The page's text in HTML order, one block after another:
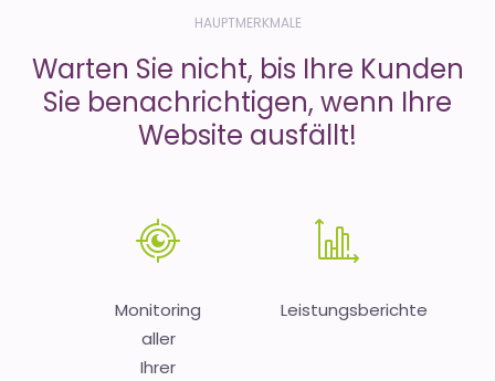
HAUPTMERKMALE
Warten Sie nicht, bis Ihre Kunden
Sie benachrichtigen, wenn Ihre
Website ausfällt!
Monitoring
aller
Ihrer
Leistungsberichte